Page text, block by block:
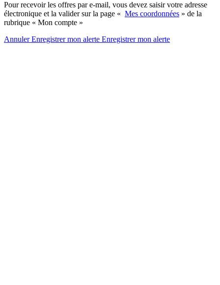
Pour recevoir les offres par e-mail, vous devez saisir votre adresse
électronique et la valider sur la page « Mes coordonnées » de la
rubrique « Mon compte »
AnnulerEnregistrer mon alerte Enregistrermon alerte